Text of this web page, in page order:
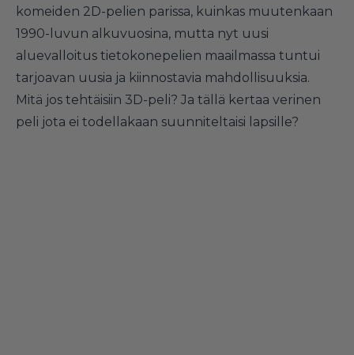
komeiden 2D-pelien parissa, kuinkas muutenkaan
1990-luvun alkuvuosina, mutta nyt uusi
aluevalloitus tietokonepelien maailmassa tuntui
tarjoavan uusia ja kiinnostavia mahdollisuuksia.
Mitä jos tehtäisiin 3D-peli? Ja tällä kertaa verinen
peli jota ei todellakaan suunniteltaisi lapsille?